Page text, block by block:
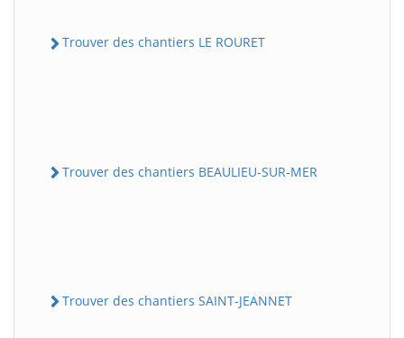
Trouver des chantiers LE ROURET
Trouver des chantiers BEAULIEU-SUR-MER
Trouver des chantiers SAINT-JEANNET